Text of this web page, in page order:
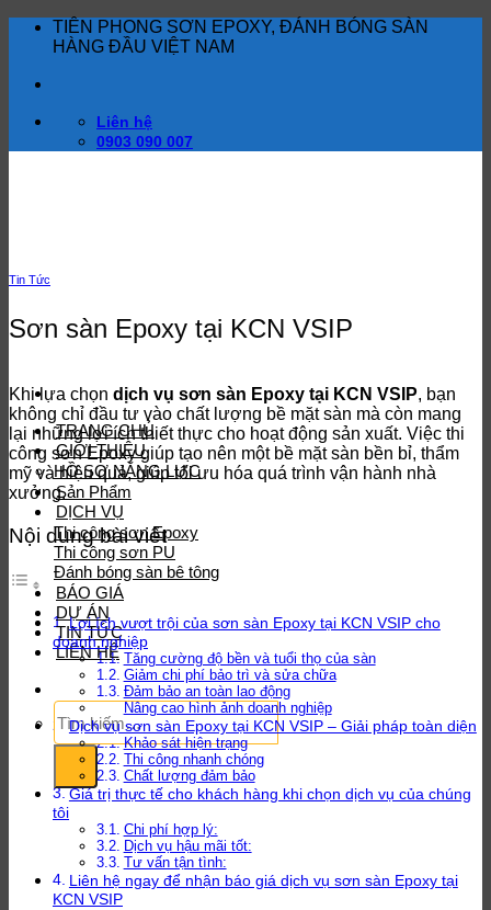
dung
TIÊN PHONG SƠN EPOXY, ĐÁNH BÓNG SÀN
HÀNG ĐẦU VIỆT NAM
Liên hệ
0903 090 007
TRANG CHỦ
GIỚI THIỆU
HỒ SƠ NĂNG LỰC
Sản Phẩm
DỊCH VỤ
Thi công sơn Epoxy
Thi công sơn PU
Đánh bóng sàn bê tông
BÁO GIÁ
DỰ ÁN
TIN TỨC
LIÊN HỆ
Tìm
kiếm:
Tin Tức
Sơn sàn Epoxy tại KCN VSIP
Khi lựa chọn dịch vụ sơn sàn Epoxy tại KCN VSIP, bạn
không chỉ đầu tư vào chất lượng bề mặt sàn mà còn mang
lại những lợi ích thiết thực cho hoạt động sản xuất. Việc thi
công sơn Epoxy giúp tạo nên một bề mặt sàn bền bỉ, thẩm
mỹ và hiệu quả, giúp tối ưu hóa quá trình vận hành nhà
xưởng.
Nội dung bài viết
Lợi ích vượt trội của sơn sàn Epoxy tại KCN VSIP cho
doanh nghiệp
Tăng cường độ bền và tuổi thọ của sàn
Giảm chi phí bảo trì và sửa chữa
Đảm bảo an toàn lao động
Nâng cao hình ảnh doanh nghiệp
Dịch vụ sơn sàn Epoxy tại KCN VSIP – Giải pháp toàn diện
Khảo sát hiện trạng
Thi công nhanh chóng
Chất lượng đảm bảo
Giá trị thực tế cho khách hàng khi chọn dịch vụ của chúng
tôi
Chi phí hợp lý:
Dịch vụ hậu mãi tốt:
Tư vấn tận tình:
Liên hệ ngay để nhận báo giá dịch vụ sơn sàn Epoxy tại
KCN VSIP